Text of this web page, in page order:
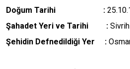
Doğum Tarihi :
Şahadet Yeri ve Tarihi :
Şehidin Defnedildiği Yer :